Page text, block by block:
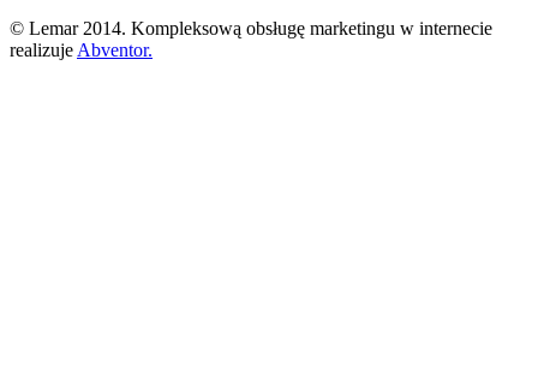
© Lemar 2014. Kompleksową obsługę marketingu w internecie
realizuje Abventor.